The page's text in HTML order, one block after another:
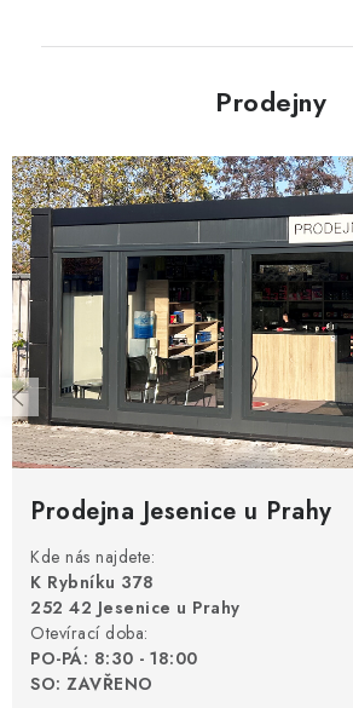
Prodejny
Prodejna Jesenice u Prahy
Kde nás najdete:
K Rybníku 378
252 42 Jesenice u Prahy
Otevírací doba:
PO-PÁ: 8:30 - 18:00
SO: ZAVŘENO